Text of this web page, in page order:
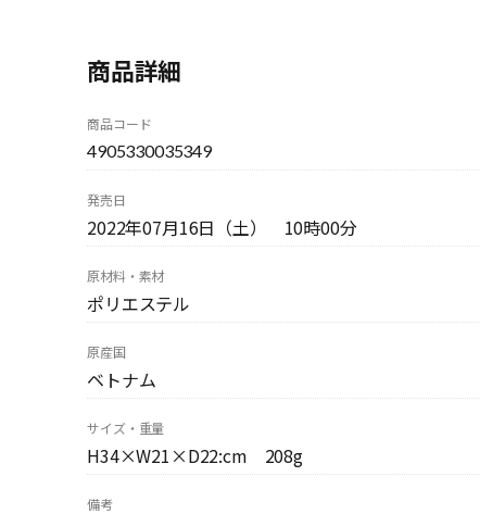
商品詳細
商品コード
4905330035349
発売日
2022年07月16日（土） 10時00分
原材料・素材
ポリエステル
原産国
ベトナム
サイズ・重量
H34×W21×D22:cm 208g
備考